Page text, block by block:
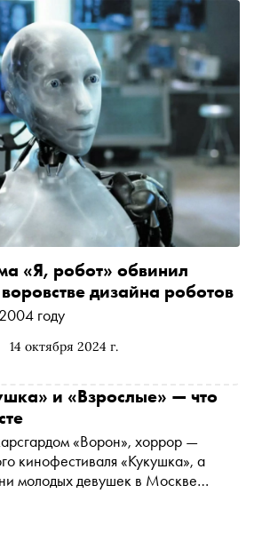
14 октября 2024 г.
«Я, робот» обвинил
дизайна роботов
году
и «Взрослые» — что
«Ворон», хоррор —
кинофестиваля «Кукушка», а
молодых девушек в Москве